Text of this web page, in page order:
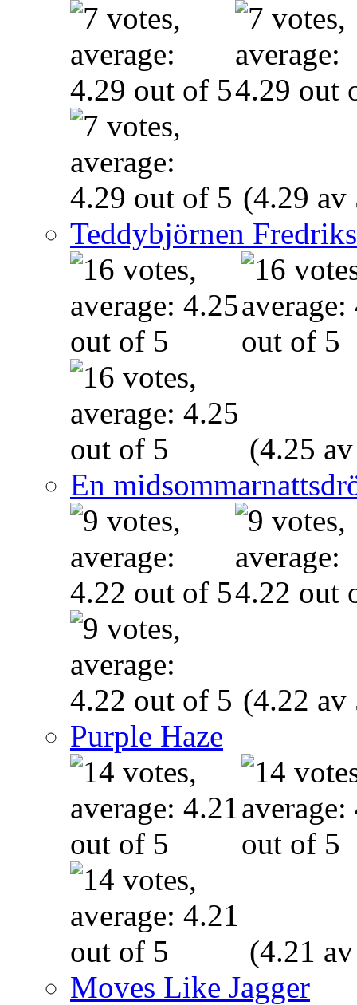
(4.29 av
Teddybjörnen
(4.25
En
(4.22 av
Purple Haze
(4.21
Moves Like Jagger